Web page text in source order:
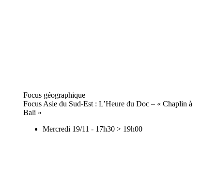
Focus géographique
Focus Asie du Sud-Est : L’Heure du Doc – « Chaplin à
Bali »
Mercredi 19/11 - 17h30 > 19h00